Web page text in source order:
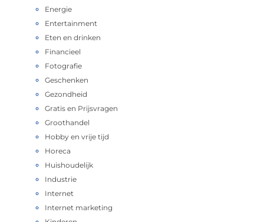
Energie
Entertainment
Eten en drinken
Financieel
Fotografie
Geschenken
Gezondheid
Gratis en Prijsvragen
Groothandel
Hobby en vrije tijd
Horeca
Huishoudelijk
Industrie
Internet
Internet marketing